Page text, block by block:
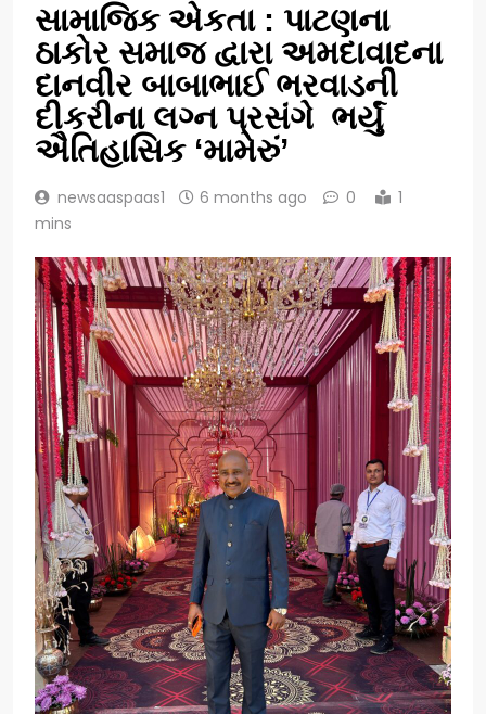
સામાજિક એકતા : પાટણના
ઠાકોર સમાજ દ્વારા અમદાવાદના
દાનવીર બાબાભાઈ ભરવાડની
દીકરીના લગ્ન પ્રસંગે ભર્યું
ઐતિહાસિક ‘મામેરું’
newsaaspaas1 6 months ago 0
1
mins